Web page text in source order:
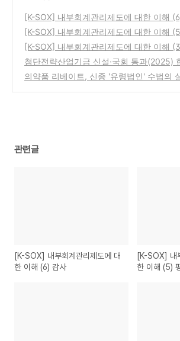
[K-SOX] 내부회계관리제도에 대한 이해
사
(0)
[K-SOX] 내부회계관리제도에 대한 이해
평가 및 보고
(1)
[K-SOX] 내부회계관리제도에 대한 이해
역할과 책임
(0)
첨단전략산업기금 신설·국회 통과(2025)
에 보기
(2)
의약품 리베이트, 신종 '유령법인' 수법의
관련글
[K-SOX] 내부회계관리제도에 대
한 이해 (6) 감사
[K-SOX] 내
한 이해 (5)